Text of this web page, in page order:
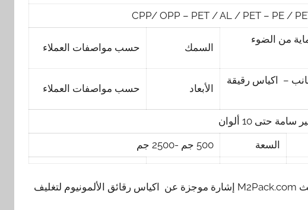
CPP/ OPP – PET / AL / PET – PE /
من الضوء
السمك حسب مواصفات العملاء
– اكياس رقيقة
الأبعاد حسب مواصفات العملاء
حتى 10 ألوان
السعة 500 جم -2500 جم
ونورد كذلك نحن شركة المهندس منسي للتغليف الحديث M2Pack.com إشارة موجزة عن اكياس رقائق الألمونيوم لتغليف